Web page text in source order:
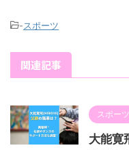
-スポーツ
関連記事
スポーツ
大能寛